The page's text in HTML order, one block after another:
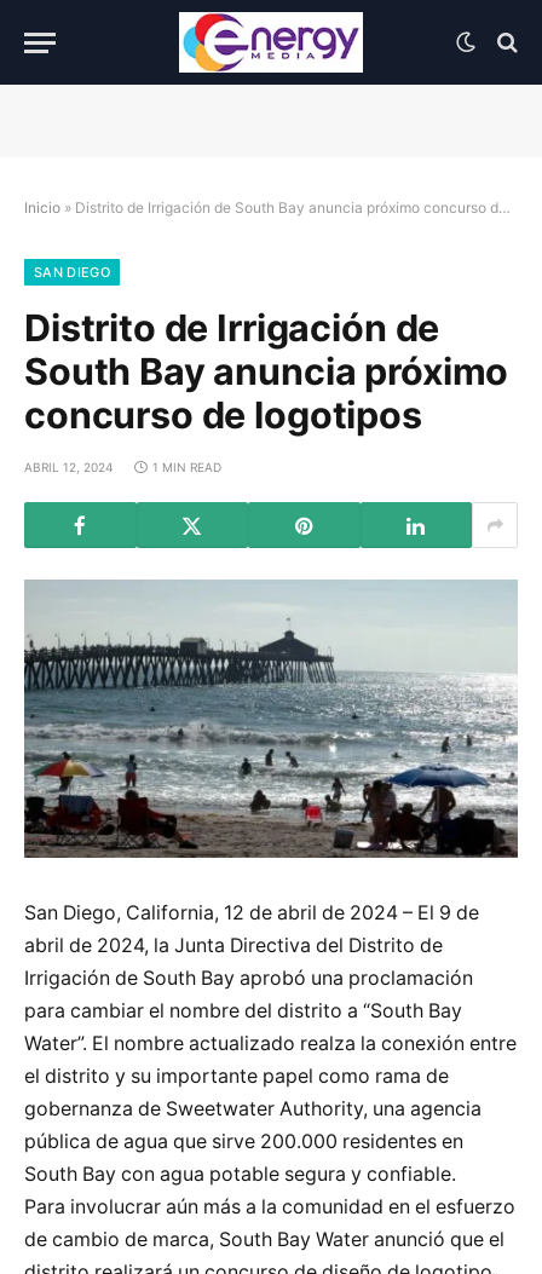
Inicio » Distrito de Irrigación de South Bay anuncia próximo concurso de logotipos
SAN DIEGO
Distrito de Irrigación de
South Bay anuncia próximo
concurso de logotipos
ABRIL 12, 2024 1 MIN READ
San Diego, California, 12 de abril de 2024 – El 9 de
abril de 2024, la Junta Directiva del Distrito de
Irrigación de South Bay aprobó una proclamación
para cambiar el nombre del distrito a “South Bay
Water”. El nombre actualizado realza la conexión entre
el distrito y su importante papel como rama de
gobernanza de Sweetwater Authority, una agencia
pública de agua que sirve 200.000 residentes en
South Bay con agua potable segura y confiable.
Para involucrar aún más a la comunidad en el esfuerzo
de cambio de marca, South Bay Water anunció que el